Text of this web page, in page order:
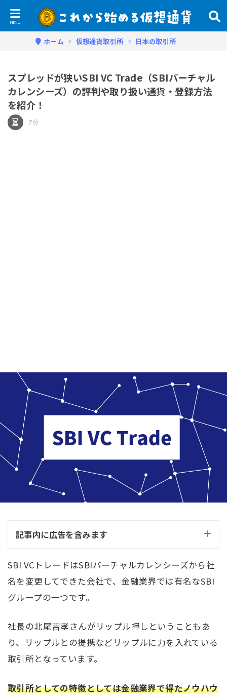
ホーム 仮想通貨取引所 日本の取引所
スプレッドが狭いSBI VC Trade（SBIバーチャル
カレンシーズ）の評判や取り扱い通貨・登録方法
を紹介！
7分
記事内に広告を含みます
SBI VCトレードはSBIバーチャルカレンシーズから社
名を変更してできた会社で、金融業界では有名なSBI
グループの一つです。
社長の北尾吉孝さんがリップル押しということもあ
り、リップルとの提携などリップルに力を入れている
取引所となっています。
取引所としての特徴としては金融業界で得たノウハウ